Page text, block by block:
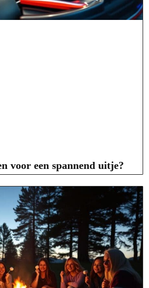
voor een spannend uitje?